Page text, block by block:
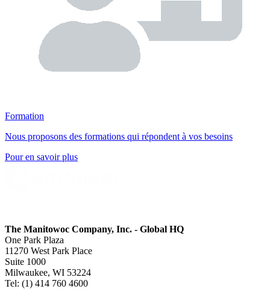
Formation
Nous proposons des formations qui répondent à vos besoins
Pour en savoir plus
The Manitowoc Company, Inc. - Global HQ
One Park Plaza
11270 West Park Place
Suite 1000
Milwaukee, WI 53224
Tel: (1) 414 760 4600